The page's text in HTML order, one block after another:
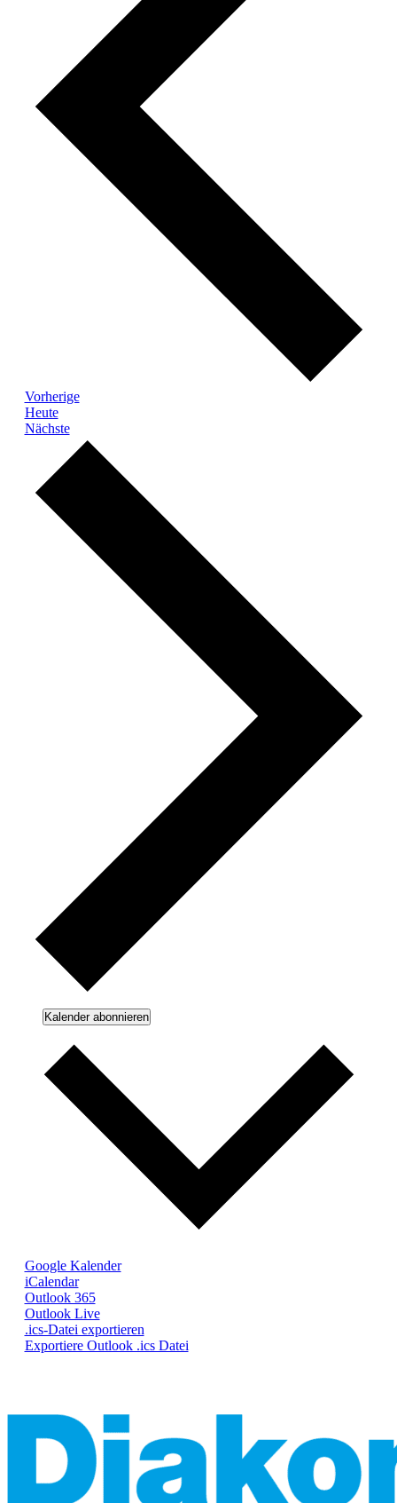
VorherigeVeranstaltungen
Heute
NächsteVeranstaltungen
Kalender abonnieren
Google Kalender
iCalendar
Outlook 365
Outlook Live
.ics-Datei exportieren
Exportiere Outlook .ics Datei